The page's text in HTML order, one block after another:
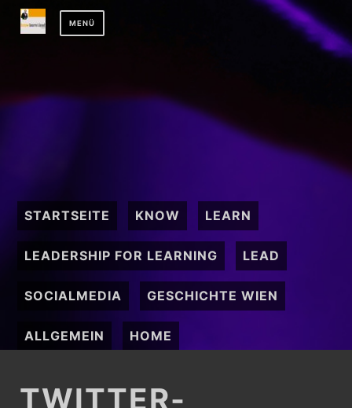
Zum
Inhalt
MENÜ
STARTSEITE KNOW LEARN
LEADERSHIP FOR LEARNING LEAD
SOCIALMEDIA GESCHICHTE WIEN
ALLGEMEIN HOME
TWITTER-